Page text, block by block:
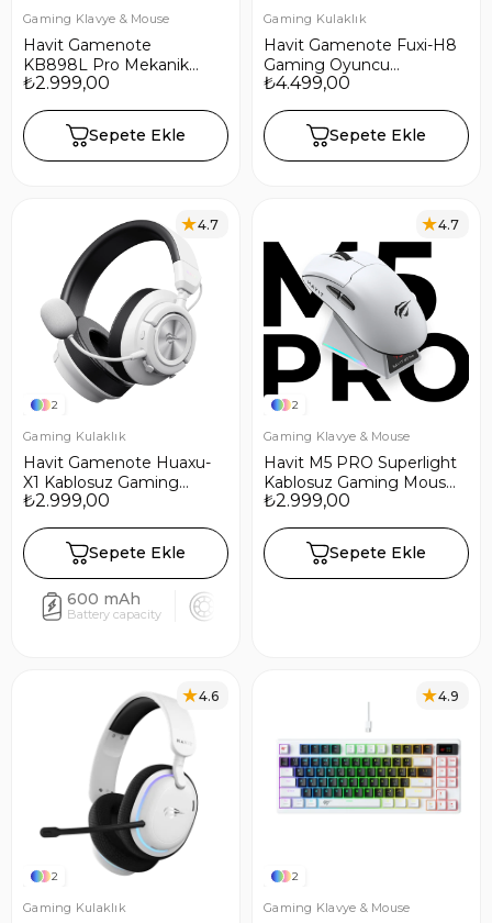
Gaming Klavye & Mouse
Havit Gamenote
KB898L Pro Mekanik
RGB Oyuncu Klavyesi –
₺2.999,00
Sepete Ekle
Gaming Kulaklık
Havit Gamenote Fuxi-H8
Gaming Oyuncu
Mikrofonlu Kulaklık (OHS,
32mm Sürücü, Type-C,
3.5mm, 2.4GHz Kablosuz)
- Siyah
₺4.499,00
Sepete Ekle
2
4.7
Gaming Kulaklık
Havit Gamenote Huaxu-
X1 Kablosuz Gaming
Oyuncu Kulaklığı - Beyaz
₺2.999,00
Sepete Ekle
600 mAh
Battery capacity
2
4.7
Gaming Klavye & Mouse
Havit M5 PRO Superlight
Kablosuz Gaming Mouse
- 30.000 DPI PAW3950
- TFT Ekranlı - Beyaz
₺2.999,00
Sepete Ekle
2
4.6
Gaming Kulaklık
2
4.9
Gaming Klavye & Mouse